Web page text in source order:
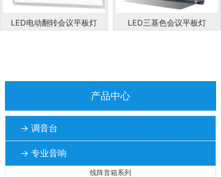
LED电动翻转会议平板灯 LED三基色会议平板灯
产品中心
→ 调音台
→ 专业音响
线阵音箱系列